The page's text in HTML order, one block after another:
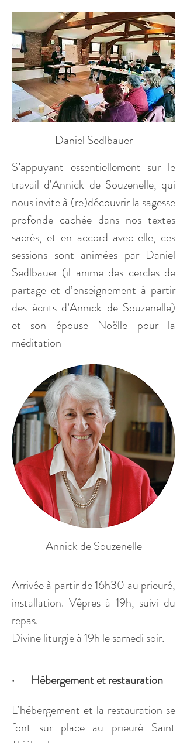
Daniel Sedlbauer
​S’appuyant essentiellement sur le
travail d’Annick de Souzenelle, qui
nous invite à (re)découvrir la sagesse
profonde cachée dans nos textes
sacrés, et en accord avec elle, ces
sessions sont animées par Daniel
Sedlbauer (il anime des cercles de
partage et d’enseignement à partir
des écrits d’Annick de Souzenelle)
et son épouse Noëlle pour la
méditation
Annick de Souzenelle
Arrivée à partir de 16h30 au prieuré,
installation. Vêpres à 19h, suivi du
repas.
Divine liturgie à 19h le samedi soir.
·       Hébergement et restauration
L’hébergement et la restauration se
font sur place au prieuré Saint